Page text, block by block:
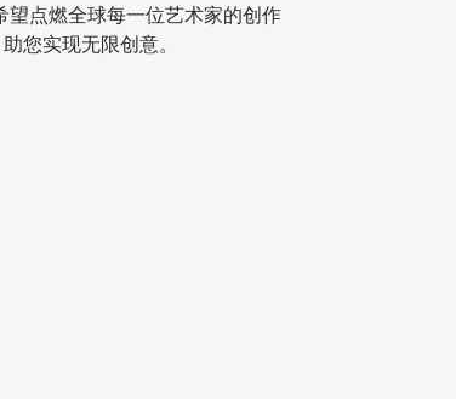
点燃全球每一位艺术家的创作
您实现无限创意。